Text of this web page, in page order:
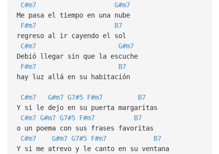
C#m7
G#m7
Me pasa el tiempo en una nube
F#m7
B7
regreso al ir cayendo el sol
C#m7
G#m7
Debió llegar sin que la escuche
F#m7
B7
hay luz allá en su habitación
C#m7 G#m7 G7#5 F#m7
B7
Y si le dejo en su puerta margaritas
C#m7 G#m7 G7#5 F#m7
B7
o un poema con sus frases favoritas
C#m7
G#m7 G7#5 F#m7
B7
Y si me atrevo y le canto en su ventana